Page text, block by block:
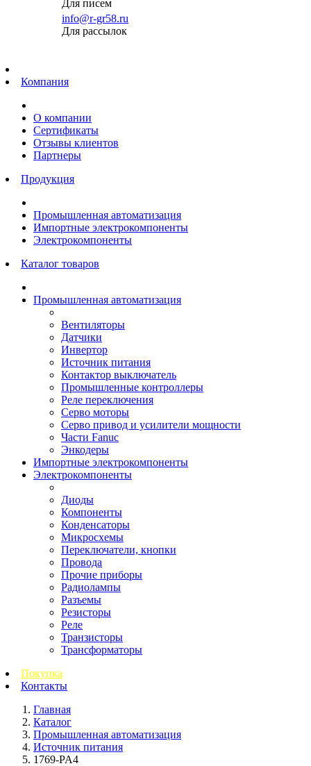
Для писем
info@r-gr58.ru
Для рассылок
Компания
О компании
Сертификаты
Отзывы клиентов
Партнеры
Продукция
Промышленная автоматизация
Импортные электрокомпоненты
Электрокомпоненты
Каталог товаров
Промышленная автоматизация
Вентиляторы
Датчики
Инвертор
Источник питания
Контактор выключатель
Промышленные контроллеры
Реле переключения
Серво моторы
Серво привод и усилители мощности
Части Fanuc
Энкодеры
Импортные электрокомпоненты
Электрокомпоненты
Диоды
Компоненты
Конденсаторы
Микросхемы
Переключатели, кнопки
Провода
Прочие приборы
Радиолампы
Разъемы
Резисторы
Реле
Транзисторы
Трансформаторы
Покупка
Контакты
Главная
Каталог
Промышленная автоматизация
Источник питания
1769-PA4